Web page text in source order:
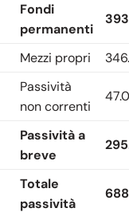
Fondi
permanenti
Mezzi propri
Passività
non correnti
47.0
Passività a
breve
Totale
passività